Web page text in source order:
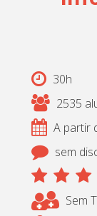
30h
2535
A partir
sem
Sem